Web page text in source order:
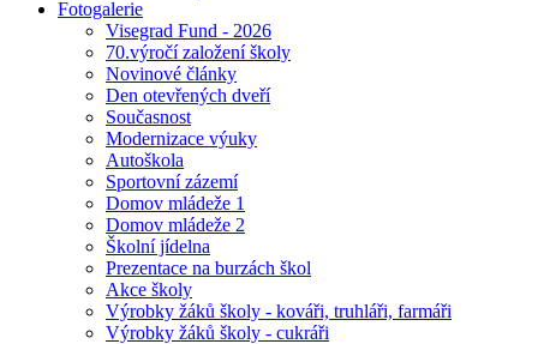
Fotogalerie
Visegrad Fund - 2026
70.výročí založení školy
Novinové články
Den otevřených dveří
Současnost
Modernizace výuky
Autoškola
Sportovní zázemí
Domov mládeže 1
Domov mládeže 2
Školní jídelna
Prezentace na burzách škol
Akce školy
Výrobky žáků školy - kováři, truhláři, farmáři
Výrobky žáků školy - cukráři